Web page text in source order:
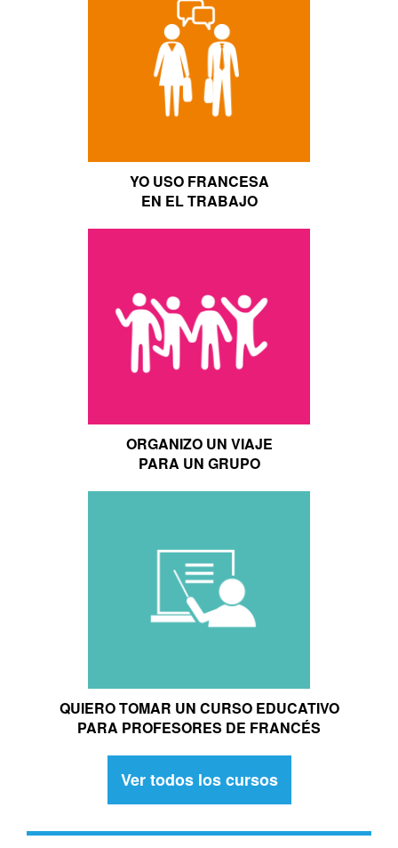
YO USO FRANCESA
EN EL TRABAJO
ORGANIZO UN VIAJE
PARA UN GRUPO
QUIERO TOMAR UN CURSO EDUCATIVO
PARA PROFESORES DE FRANCÉS
Ver todos los cursos